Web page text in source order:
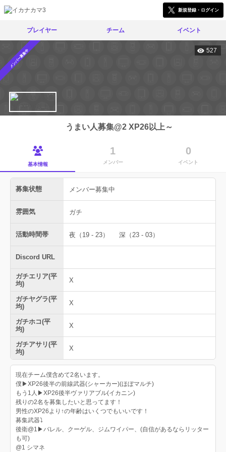
新規登録・ログイン
プレイヤー チーム イベント
メンバー募集中 527
うまい人募集@2 XP26以上～
基本情報
1
メンバー
0
イベント
募集状態 メンバー募集中
雰囲気 ガチ
活動時間帯 夜（19 - 23） 深（23 - 03）
Discord URL
ガチエリア(平
均)
X
ガチヤグラ(平
均)
X
ガチホコ(平
均)
X
ガチアサリ(平
均)
X
現在チーム僕含めて2名います。
僕▶︎XP26後半の前線武器(シャーカー)(ほぼマルチ)
もう1人▶︎XP26後半ヴァリアブル(イカニン)
残りの2名を募集したいと思ってます！
男性のXP26より↑の年齢はいくつでもいいです！
募集武器⤵︎ ︎
後衛@1▶︎バレル、クーゲル、ジムワイパー、(自信があるならリッター
も可)
@1 シマネ